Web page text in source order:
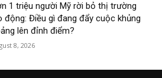
1 triệu người Mỹ rời bỏ thị trường
động: Điều gì đang đẩy cuộc khủng
lên đỉnh điểm?
8, 2026